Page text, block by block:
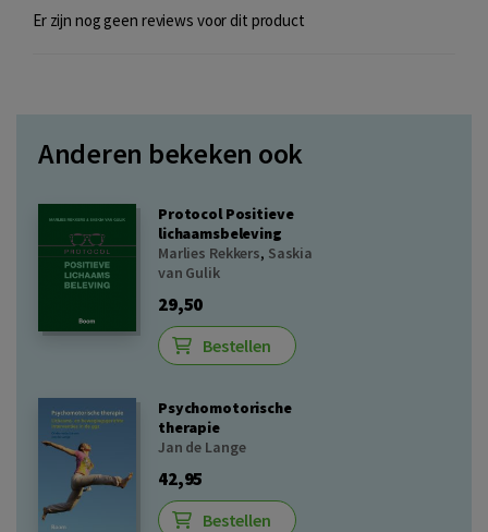
Er zijn nog geen reviews voor dit product
Anderen bekeken ook
Protocol Positieve
lichaamsbeleving
Marlies Rekkers, Saskia
van Gulik
29,50
Bestellen
Psychomotorische
therapie
Jan de Lange
42,95
Bestellen